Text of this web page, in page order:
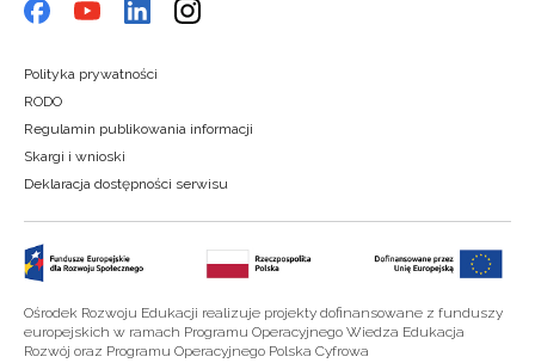
Polityka prywatności
RODO
Regulamin publikowania informacji
Skargi i wnioski
Deklaracja dostępności serwisu
Ośrodek Rozwoju Edukacji realizuje projekty dofinansowane z funduszy
europejskich w ramach Programu Operacyjnego Wiedza Edukacja
Rozwój oraz Programu Operacyjnego Polska Cyfrowa